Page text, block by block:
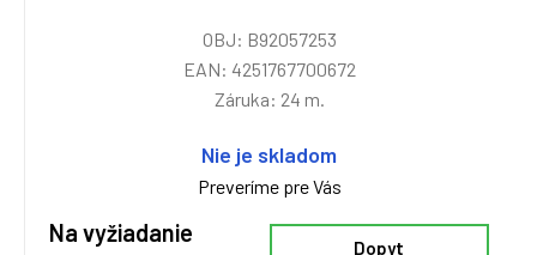
OBJ: B92057253
EAN: 4251767700672
Záruka: 24 m.
Nie je skladom
Preveríme pre Vás
Na vyžiadanie
Dopyt